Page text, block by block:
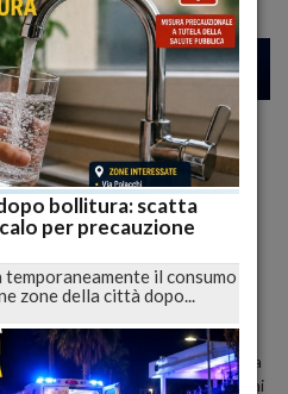
24 27
Maggio 2015 11:14
della squadra mobile di
Giandomenico Orlando, 67
al suo laboratorio, emergono i
Orlando e il presunto
42 anni a ottobre,
tutto, risale al 2010: ci fu una
di pasticceria di via Puccini
bollitura: scatta
per precauzione
temporaneamente il consumo
zone della città dopo...